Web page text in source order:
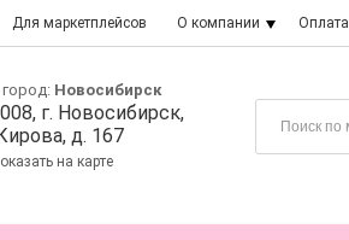
Для маркетплейсов О компании Оплата
Новосибирск
, г. Новосибирск,
д. 167
на карте